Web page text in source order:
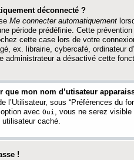
déconnecté ?
Me connecter automatiquement
période prédéfinie. Cette
cette case lors de votre
ex. librairie, cybercafé, ordinateur
administrateur a désactivé cette
que mon nom d’utisateur
l’Utilisateur, sous “Préférences du
avec Oui , vous ne serez visible
caché.
!